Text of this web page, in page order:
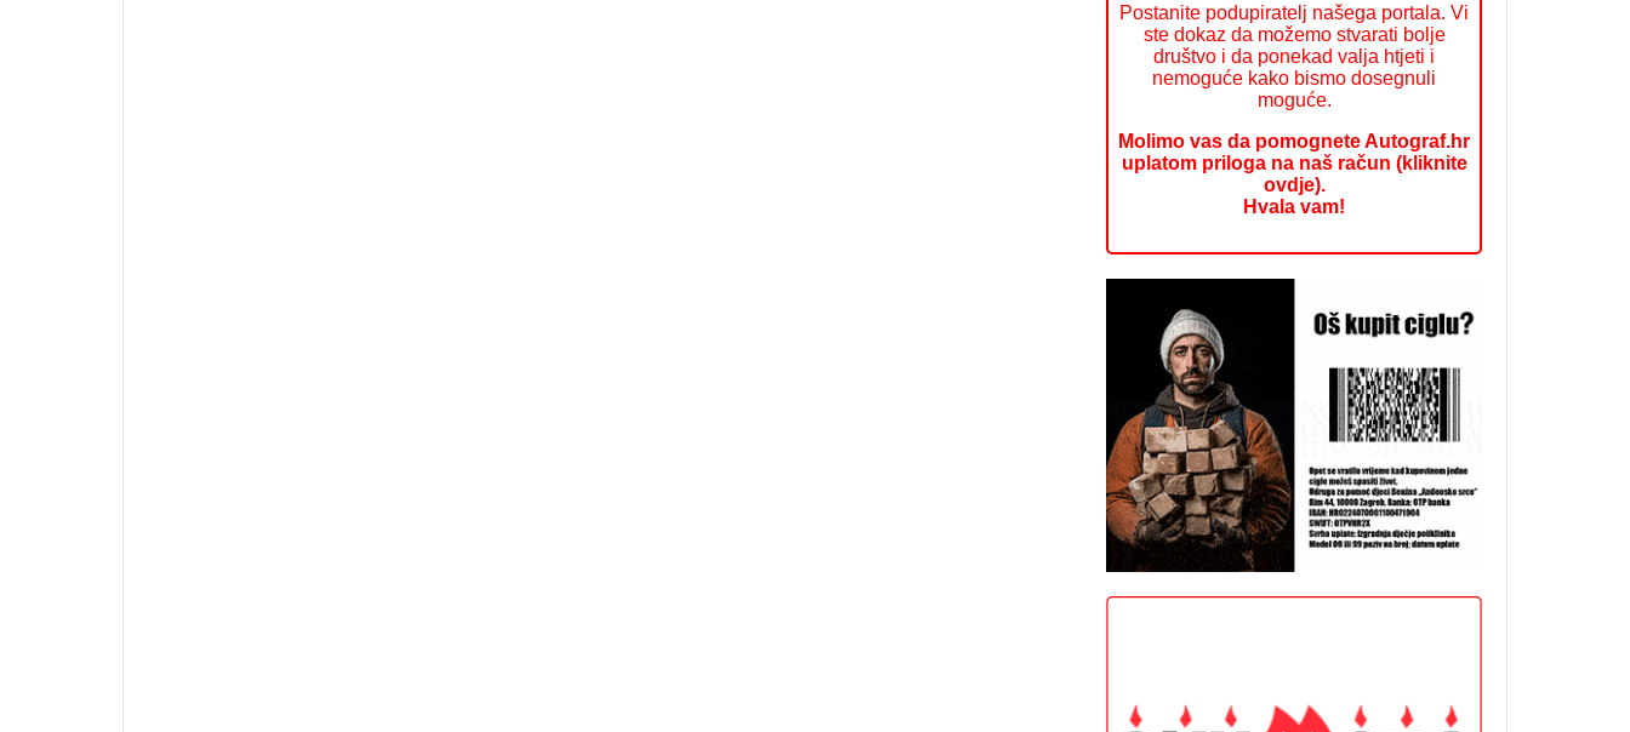
Postanite podupiratelj našega portala. Vi
ste dokaz da možemo stvarati bolje
društvo i da ponekad valja htjeti i
nemoguće kako bismo dosegnuli
moguće.
Molimo vas da pomognete Autograf.hr
uplatom priloga na naš račun (kliknite
ovdje).
Hvala vam!